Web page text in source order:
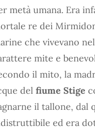
metà umana. Era
re dei
che vivevano
mite e
il mito, la
del fiume Stige
il tallone, dal
ed era